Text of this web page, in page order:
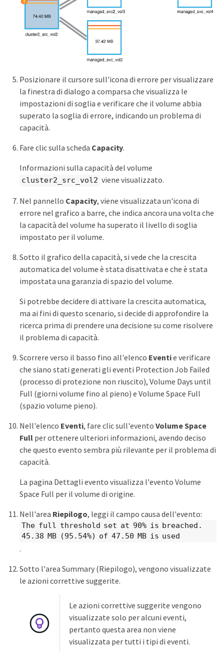
Posizionare il cursore sull'icona di errore per visualizzare
la finestra di dialogo a comparsa che visualizza le
impostazioni di soglia e verificare che il volume abbia
superato la soglia di errore, indicando un problema di
capacità.
Fare clic sulla scheda Capacity.
Informazioni sulla capacità del volume
cluster2_src_vol2 viene visualizzato.
Nel pannello Capacity, viene visualizzata un'icona di
errore nel grafico a barre, che indica ancora una volta che
la capacità del volume ha superato il livello di soglia
impostato per il volume.
Sotto il grafico della capacità, si vede che la crescita
automatica del volume è stata disattivata e che è stata
impostata una garanzia di spazio del volume.
Si potrebbe decidere di attivare la crescita automatica,
ma ai fini di questo scenario, si decide di approfondire la
ricerca prima di prendere una decisione su come risolvere
il problema di capacità.
Scorrere verso il basso fino all'elenco Eventie verificare
che siano stati generati gli eventi Protection Job Failed
(processo di protezione non riuscito), Volume Days until
Full (giorni volume fino al pieno) e Volume Space Full
(spazio volume pieno).
Nell'elenco Eventi, fare clic sull'evento Volume Space
Fullper ottenere ulteriori informazioni, avendo deciso
che questo evento sembra più rilevante per il problema di
capacità.
La pagina Dettagli evento visualizza l'evento Volume
Space Full per il volume di origine.
Nell'area Riepilogo, leggi il campo causa dell'evento:
The full threshold set at 90% is breached.
45.38 MB (95.54%) of 47.50 MB is used
.
Sotto l'area Summary (Riepilogo), vengono visualizzate
le azioni correttive suggerite.
Le azioni correttive suggerite vengono
visualizzate solo per alcuni eventi,
pertanto questa area non viene
visualizzata per tutti i tipi di eventi.